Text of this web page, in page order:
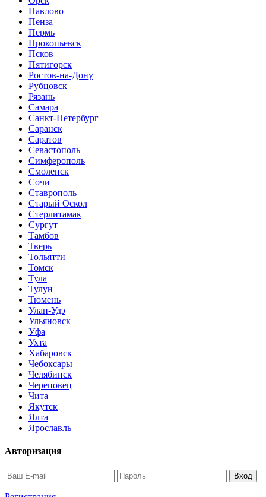
Павлово
Пенза
Пермь
Прокопьевск
Псков
Пятигорск
Ростов-на-Дону
Рубцовск
Рязань
Самара
Санкт-Петербург
Саранск
Саратов
Севастополь
Симферополь
Смоленск
Сочи
Ставрополь
Старый Оскол
Стерлитамак
Сургут
Тамбов
Тверь
Тольятти
Томск
Тула
Тулун
Тюмень
Улан-Удэ
Ульяновск
Уфа
Ухта
Хабаровск
Чебоксары
Челябинск
Череповец
Чита
Якутск
Ялта
Ярославль
Авторизация